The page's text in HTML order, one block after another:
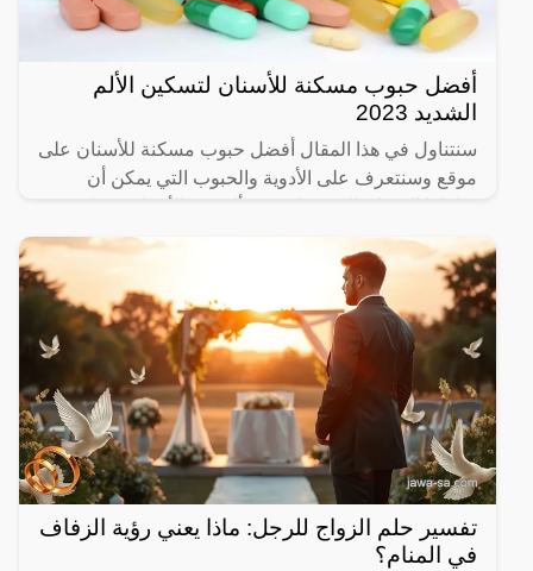
أفضل حبوب مسكنة للأسنان لتسكين الألم
الشديد 2023
سنتناول في هذا المقال أفضل حبوب مسكنة للأسنان على
موقع وسنتعرف على الأدوية والحبوب التي يمكن أن
المسكنات
تفسير حلم الزواج للرجل: ماذا يعني رؤية الزفاف
في المنام؟